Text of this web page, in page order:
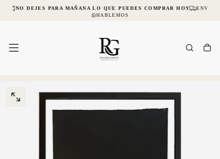
SALTAR
NO DEJES PARA MAÑANA LO QUE PUEDES COMPRAR HOY
ENVÍOS
HABLEMOS